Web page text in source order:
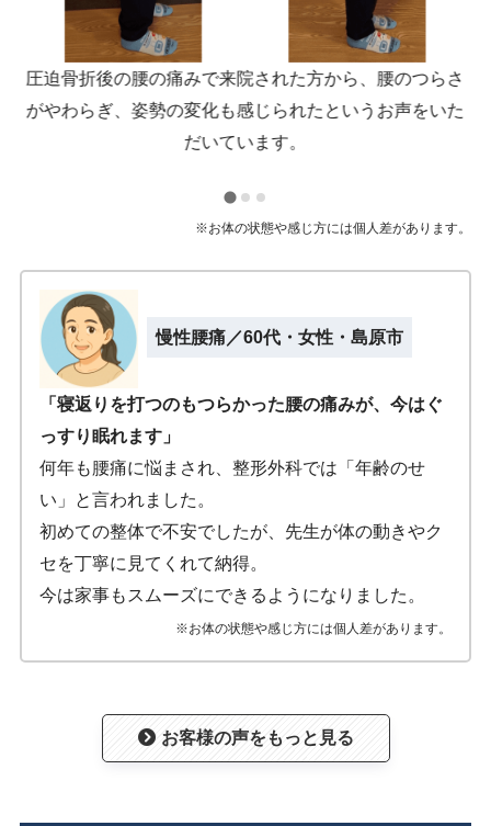
圧迫骨折後の腰の痛みで来院された方から、腰のつらさ
がやわらぎ、姿勢の変化も感じられたというお声をいた
だいています。
※お体の状態や感じ方には個人差があります。
慢性腰痛／60代・女性・島原市
「寝返りを打つのもつらかった腰の痛みが、今はぐ
っすり眠れます」
何年も腰痛に悩まされ、整形外科では「年齢のせ
い」と言われました。
初めての整体で不安でしたが、先生が体の動きやク
セを丁寧に見てくれて納得。
今は家事もスムーズにできるようになりました。
※お体の状態や感じ方には個人差があります。
お客様の声をもっと見る